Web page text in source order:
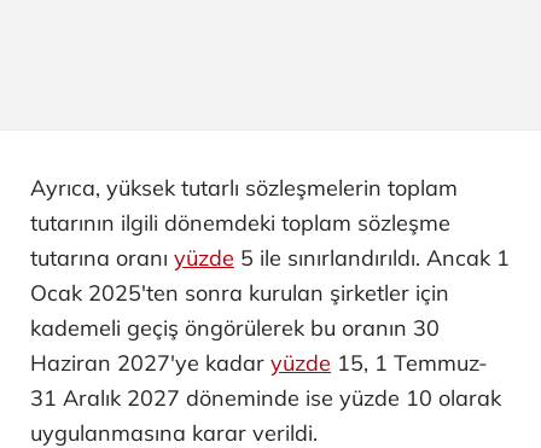
Ayrıca, yüksek tutarlı sözleşmelerin toplam
tutarının ilgili dönemdeki toplam sözleşme
tutarına oranı yüzde 5 ile sınırlandırıldı. Ancak 1
Ocak 2025'ten sonra kurulan şirketler için
kademeli geçiş öngörülerek bu oranın 30
Haziran 2027'ye kadar yüzde 15, 1 Temmuz-
31 Aralık 2027 döneminde ise yüzde 10 olarak
uygulanmasına karar verildi.